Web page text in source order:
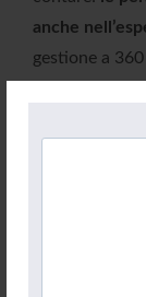
anche
gestione a